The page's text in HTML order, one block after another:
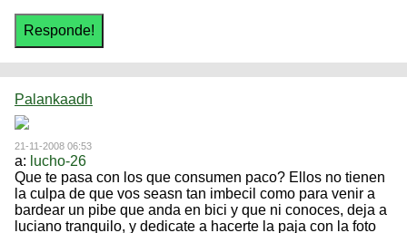
Palankaadh
21-11-2008 06:53
a: lucho-26
Que te pasa con los que consumen paco? Ellos no tienen
la culpa de que vos seasn tan imbecil como para venir a
bardear un pibe que anda en bici y que ni conoces, deja a
luciano tranquilo, y dedicate a hacerte la paja con la foto